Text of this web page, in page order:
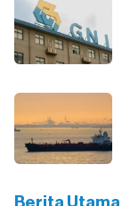
Berita Utama